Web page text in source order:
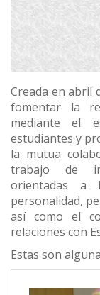
Creada en abril
fomentar la
mediante el
estudiantes y
la mutua
trabajo de
orientadas a
personalidad,
así como el
relaciones con
Estas son